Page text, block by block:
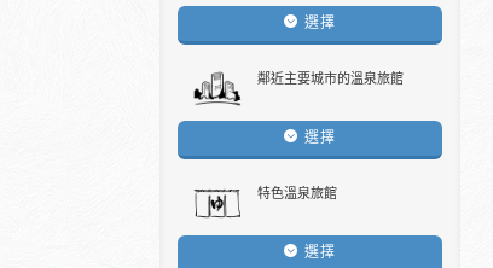
選擇
鄰近主要城市的溫泉旅館
選擇
特色溫泉旅館
選擇